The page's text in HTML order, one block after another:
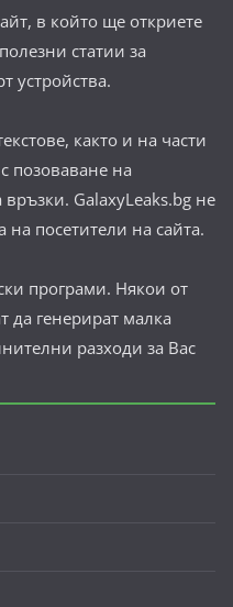
в който ще откриете
статии за
устройства.
както и на части
позоваване на
GalaxyLeaks.bg не
на посетители на сайта.
програми. Някои от
да генерират малка
разходи за Вас